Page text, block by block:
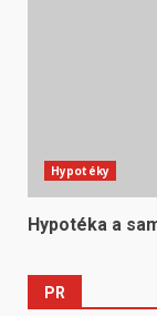
Hypotéky
Hypotéka a
PR